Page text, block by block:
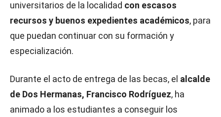
universitarios de la localidad con escasos
recursos y buenos expedientes académicos, para
que puedan continuar con su formación y
especialización.
Durante el acto de entrega de las becas, el alcalde
de Dos Hermanas, Francisco Rodríguez, ha
animado a los estudiantes a conseguir los